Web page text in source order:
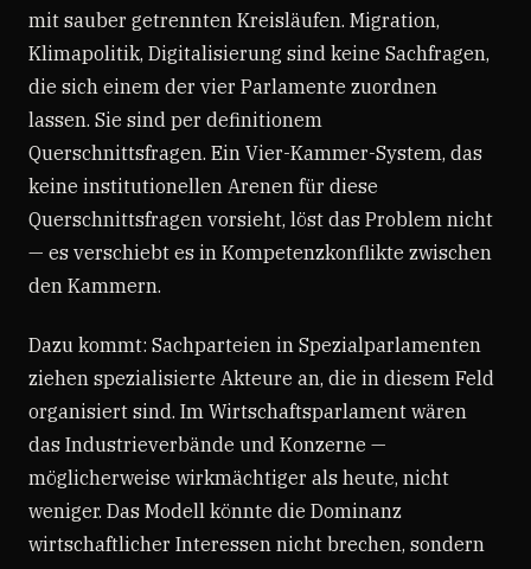
mit sauber getrennten Kreisläufen. Migration,
Klimapolitik, Digitalisierung sind keine Sachfragen,
die sich einem der vier Parlamente zuordnen
lassen. Sie sind per definitionem
Querschnittsfragen. Ein Vier-Kammer-System, das
keine institutionellen Arenen für diese
Querschnittsfragen vorsieht, löst das Problem nicht
— es verschiebt es in Kompetenzkonflikte zwischen
den Kammern.
Dazu kommt: Sachparteien in Spezialparlamenten
ziehen spezialisierte Akteure an, die in diesem Feld
organisiert sind. Im Wirtschaftsparlament wären
das Industrieverbände und Konzerne —
möglicherweise wirkmächtiger als heute, nicht
weniger. Das Modell könnte die Dominanz
wirtschaftlicher Interessen nicht brechen, sondern